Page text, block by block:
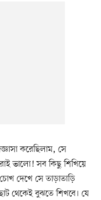
করেছিলাম, সে
ভালো! সব কিছু শিখিয়ে
দেখে সে তাড়াতাড়ি
থেকেই বুঝতে শিখবে। যে